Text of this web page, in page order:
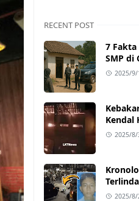
RECENT POST
7 Fakta
SMP di
2025/9/
Kendal
dan2025/8/
2025/8/